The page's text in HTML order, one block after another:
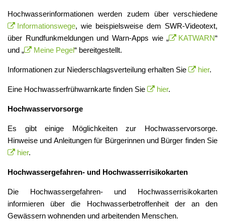
Hochwasserinformationen werden zudem über verschiedene
Informationswege, wie beispielsweise dem SWR-Videotext,
über Rundfunkmeldungen und Warn-Apps wie „
KATWARN“
und „
Meine Pegel“ bereitgestellt.
Informationen zur Niederschlagsverteilung erhalten Sie hier.
Eine Hochwasserfrühwarnkarte finden Sie hier.
Hochwasservorsorge
Es gibt einige Möglichkeiten zur Hochwasservorsorge.
Hinweise und Anleitungen für Bürgerinnen und Bürger finden Sie
hier.
Hochwassergefahren- und Hochwasserrisikokarten
Die Hochwassergefahren- und Hochwasserrisikokarten
informieren über die Hochwasserbetroffenheit der an den
Gewässern wohnenden und arbeitenden Menschen.